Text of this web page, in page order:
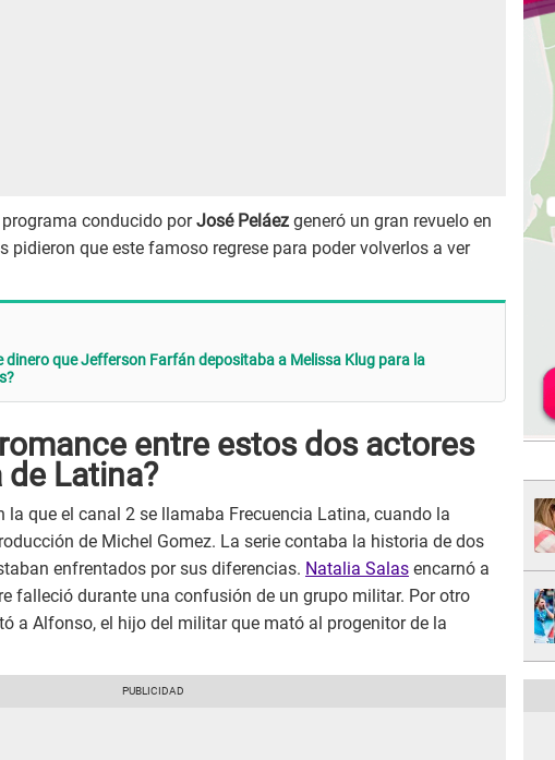
conducido porJosé Peláez generó un gran revuelo en
pidieron que este famoso regrese para poder volverlos a ver
dinero que Jefferson Farfán depositaba a Melissa Klug para la
entre estos dos actores
Latina?
la que el canal 2 se llamaba Frecuencia Latina, cuando la
de Michel Gomez. La serie contaba la historia de dos
enfrentados por sus diferencias. Natalia Salas encarnó a
falleció durante una confusión de un grupo militar. Por otro
a Alfonso, el hijo del militar que mató al progenitor de la